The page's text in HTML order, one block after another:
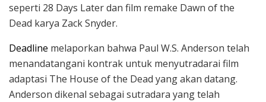
seperti 28 Days Later dan film remake Dawn of the
Dead karya Zack Snyder.
Deadline melaporkan bahwa Paul W.S. Anderson telah
menandatangani kontrak untuk menyutradarai film
adaptasi The House of the Dead yang akan datang.
Anderson dikenal sebagai sutradara yang telah